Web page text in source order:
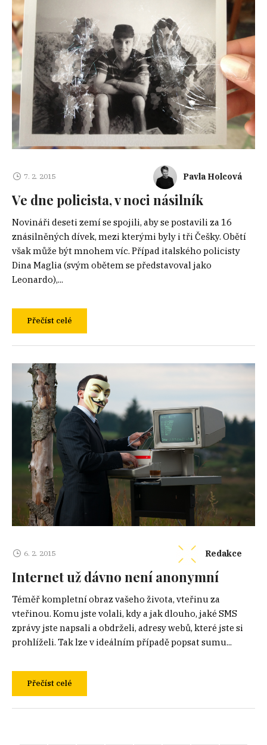
7. 2. 2015 Pavla Holcová
Ve dne policista, v noci násilník
Novináři deseti zemí se spojili, aby se postavili za 16
znásilněných dívek, mezi kterými byly i tři Češky. Obětí
však může být mnohem víc. Případ italského policisty
Dina Maglia (svým obětem se představoval jako
Leonardo),...
Přečíst celé
6. 2. 2015 Redakce
Internet už dávno není anonymní
Téměř kompletní obraz vašeho života, vteřinu za
vteřinou. Komu jste volali, kdy a jak dlouho, jaké SMS
zprávy jste napsali a obdrželi, adresy webů, které jste si
prohlíželi. Tak lze v ideálním případě popsat sumu...
Přečíst celé